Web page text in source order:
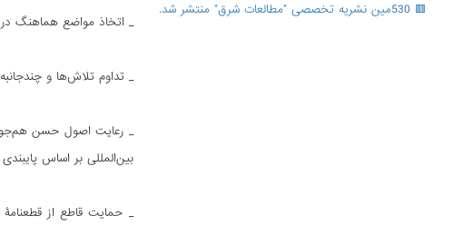
_ اتخاذ مواضع هماهنگ
_ تداوم تلاش‌ها و
_ رعایت اصول حسن
بین‌المللی بر اساس
🟥 530مین نشریه تخصصی "مطالعات شرق" منتشر شد.